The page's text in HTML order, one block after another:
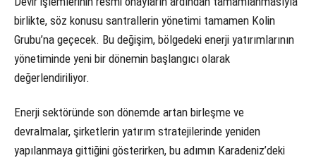
birlikte, söz konusu santrallerin yönetimi tamamen Kolin
Grubu’na geçecek. Bu değişim, bölgedeki enerji yatırımlarının
yönetiminde yeni bir dönemin başlangıcı olarak
değerlendiriliyor.
Enerji sektöründe son dönemde artan birleşme ve
devralmalar, şirketlerin yatırım stratejilerinde yeniden
yapılanmaya gittiğini gösterirken, bu adımın Karadeniz’deki